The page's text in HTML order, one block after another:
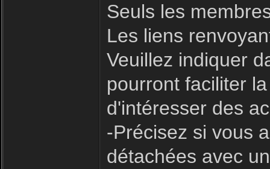
Seuls les
Les liens
Veuillez indiquer
pourront faciliter
d'intéresser des
-Précisez si vous
détachées avec